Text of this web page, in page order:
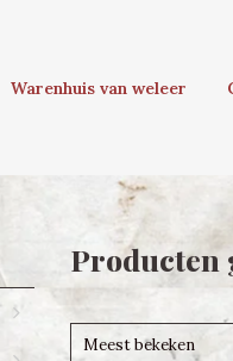
Warenhuis van weleer
Producten
Meest bekeken